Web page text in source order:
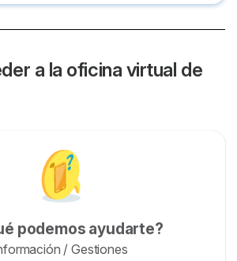
con Iberdrola
Virtual de Iberdrola
de atención al cliente de
a la oficina virtual de
podemos ayudarte?
/ Gestiones